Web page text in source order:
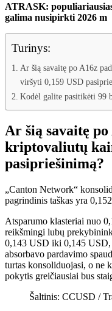
ATRASK:
galima nusipirkti 2026 m
Turinys:
Ar šią savaitę po A16z
viršyti 0,159 USD
Kodėl galite pasitikėti 99
Ar šią savaitę
kriptovaliutų
pasipriešinimą?
„Canton Network“
pagrindinis taškas yra
Atsparumo klasteriai nuo
reikšmingi lubų
0,143 USD iki 0,145 USD,
absorbavo pardavimo
turtas konsoliduojasi, o ne
pokytis greičiausiai bus
Šaltinis: CCUSD /